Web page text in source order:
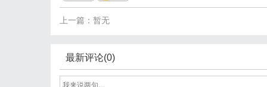
上一篇：暂无
最新评论(0)